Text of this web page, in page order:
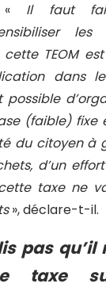
« Il faut
cette TEOM
dans
(faible) fixe
du citoyen à
d’un
taxe ne
», déclare-t-il.
pas qu’il
taxe